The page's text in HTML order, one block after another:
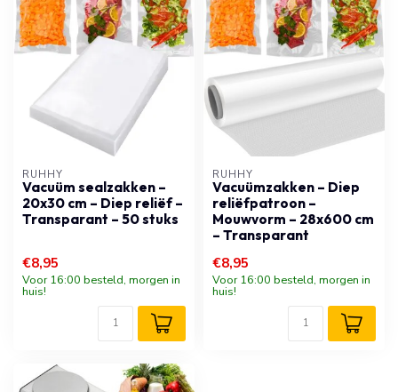
RUHHY
Vacuüm sealzakken –
20x30 cm – Diep reliëf –
Transparant – 50 stuks
€8,95
Voor 16:00 besteld, morgen in
huis!
RUHHY
Vacuümzakken – Diep
reliëfpatroon –
Mouwvorm – 28x600 cm
– Transparant
€8,95
Voor 16:00 besteld, morgen in
huis!